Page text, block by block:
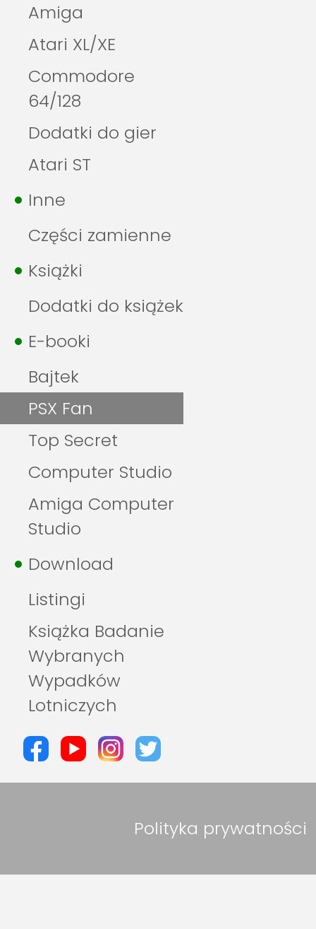
Amiga
Atari XL/XE
Commodore
64/128
Dodatki do gier
Atari ST
Inne
Części zamienne
Książki
Dodatki do książek
E-booki
Bajtek
PSX Fan
Top Secret
Computer Studio
Amiga Computer
Studio
Download
Listingi
Książka Badanie
Wybranych
Wypadków
Lotniczych
Polityka prywatności